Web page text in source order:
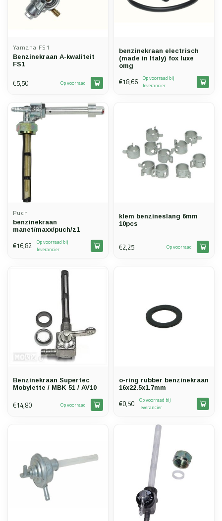
Yamaha FS1
Benzinekraan A-kwaliteit
FS1
€5,50 Op voorraad
benzinekraan electrisch
(made in Italy) fox luxe
omg
€18,66
Op voorraad bij
leverancier
Puch
benzinekraan
manet/maxx/puch/z1
€16,82
Op voorraad bij
leverancier
klem benzineslang 6mm
10pcs
€2,25 Op voorraad
Benzinekraan Supertec
Mobylette / MBK 51 / AV10
€14,80 Op voorraad
o-ring rubber benzinekraan
16x22.5x1.7mm
€0,50
Op voorraad bij
leverancier